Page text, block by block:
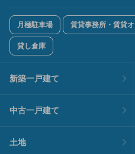
月極駐車場 賃貸事務所・賃貸
貸し倉庫
新築一戸建て
中古一戸建て
土地